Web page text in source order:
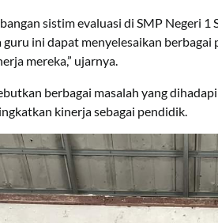
sistim evaluasi di SMP Negeri
guru ini dapat menyelesaikan
mereka,” ujarnya.
berbagai masalah yang
kinerja sebagai pendidik.